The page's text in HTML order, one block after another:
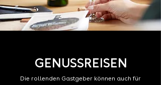
GENUSSREISEN
Die rollenden Gastgeber können auch für